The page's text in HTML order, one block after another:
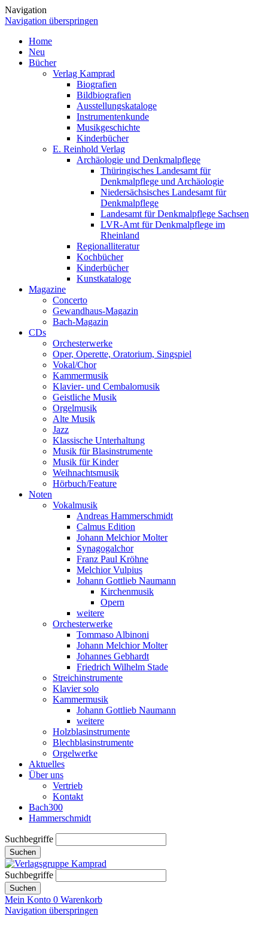
Navigation
Navigation überspringen
Home
Neu
Bücher
Verlag Kamprad
Biografien
Bildbiografien
Ausstellungskataloge
Instrumentenkunde
Musikgeschichte
Kinderbücher
E. Reinhold Verlag
Archäologie und Denkmalpflege
Thüringisches Landesamt für
Denkmalpflege und Archäologie
Niedersächsisches Landesamt für
Denkmalpflege
Landesamt für Denkmalpflege Sachsen
LVR-Amt für Denkmalpflege im
Rheinland
Regionalliteratur
Kochbücher
Kinderbücher
Kunstkataloge
Magazine
Concerto
Gewandhaus-Magazin
Bach-Magazin
CDs
Orchesterwerke
Oper, Operette, Oratorium, Singspiel
Vokal/Chor
Kammermusik
Klavier- und Cembalomusik
Geistliche Musik
Orgelmusik
Alte Musik
Jazz
Klassische Unterhaltung
Musik für Blasinstrumente
Musik für Kinder
Weihnachtsmusik
Hörbuch/Feature
Noten
Vokalmusik
Andreas Hammerschmidt
Calmus Edition
Johann Melchior Molter
Synagogalchor
Franz Paul Kröhne
Melchior Vulpius
Johann Gottlieb Naumann
Kirchenmusik
Opern
weitere
Orchesterwerke
Tommaso Albinoni
Johann Melchior Molter
Johannes Gebhardt
Friedrich Wilhelm Stade
Streichinstrumente
Klavier solo
Kammermusik
Johann Gottlieb Naumann
weitere
Holzblasinstrumente
Blechblasinstrumente
Orgelwerke
Aktuelles
Über uns
Vertrieb
Kontakt
Bach300
Hammerschmidt
Suchbegriffe
Suchen
Suchbegriffe
Suchen
Mein Konto 0 Warenkorb
Navigation überspringen